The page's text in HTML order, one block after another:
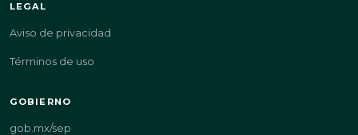
LEGAL
Aviso de privacidad
Términos de uso
GOBIERNO
gob.mx/sep